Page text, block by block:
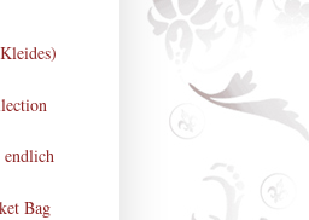
endlich
Bag